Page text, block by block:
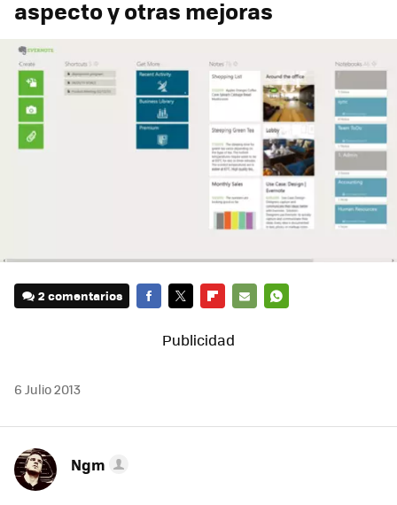
aspecto y otras mejoras
2 comentarios
MAIL
6 Julio 2013
Ngm